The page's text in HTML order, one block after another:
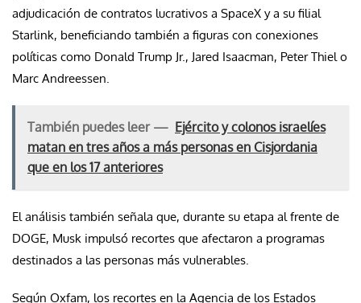
adjudicación de contratos lucrativos a SpaceX y a su filial
Starlink, beneficiando también a figuras con conexiones
políticas como Donald Trump Jr., Jared Isaacman, Peter Thiel o
Marc Andreessen.
También puedes leer — Ejército y colonos israelíes
matan en tres años a más personas en Cisjordania
que en los 17 anteriores
El análisis también señala que, durante su etapa al frente de
DOGE, Musk impulsó recortes que afectaron a programas
destinados a las personas más vulnerables.
Según Oxfam, los recortes en la Agencia de los Estados